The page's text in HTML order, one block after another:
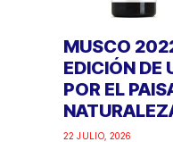
MUSCO
EDICIÓN DE
POR EL
22 JULIO, 2026